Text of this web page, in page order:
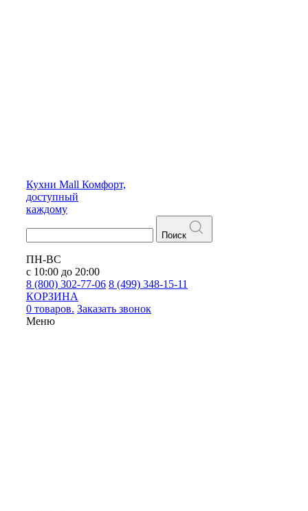
Кухни Mall Комфорт,
доступный
каждому
Поиск
ПН-ВС
с 10:00 до 20:00
8 (800) 302-77-06 8 (499) 348-15-11
КОРЗИНА
0 товаров. Заказать звонок
Меню